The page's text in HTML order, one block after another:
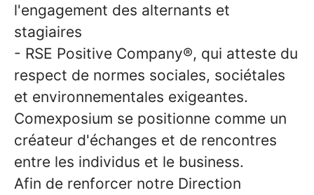
l'engagement des alternants et
stagiaires
- RSE Positive Company®, qui atteste du
respect de normes sociales, sociétales
et environnementales exigeantes.
Comexposium se positionne comme un
créateur d'échanges et de rencontres
entre les individus et le business.
Afin de renforcer notre Direction